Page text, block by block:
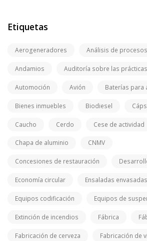
Etiquetas
Aerogeneradores Análisis de
Andamios Auditoría sobre las
Automoción Avión Baterías para
Bienes inmuebles Biodiesel
Caucho Cerdo Cese de actividad
Chapa de aluminio CNMV
Concesiones de restauración
Economía circular Ensaladas envasadas
Equipos codificación Equipos de
Extinción de incendios Fábrica
Fabricación de cerveza Fabricación de